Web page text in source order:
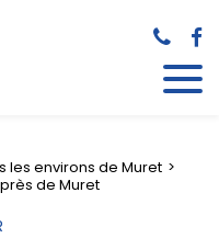
les environs de Muret
de Muret